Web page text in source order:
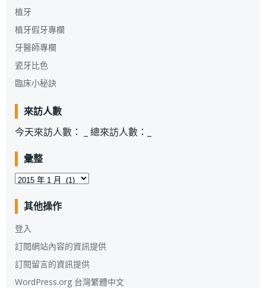
植牙
植牙假牙專欄
牙醫師專欄
瓷牙比色
臨床小秘訣
來訪人數
今天來訪人數：
總來訪人數：
彙整
彙
其他操作
登入
訂閱網站內容的資訊提供
訂閱留言的資訊提供
WordPress.org 台灣繁體中文